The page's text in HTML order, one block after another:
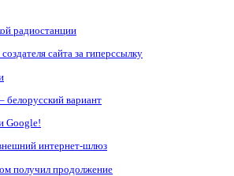
радиостанции
сайта за гиперссылку
белорусский вариант
Google!
интернет-шлюз
получил продолжение